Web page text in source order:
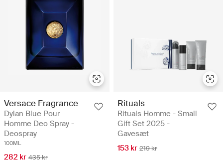
Versace Fragrance
Dylan Blue Pour
Homme Deo Spray -
Deospray
100ML
282 kr 435 kr
Rituals
Rituals Homme - Small
Gift Set 2025 -
Gavesæt
153 kr 219 kr